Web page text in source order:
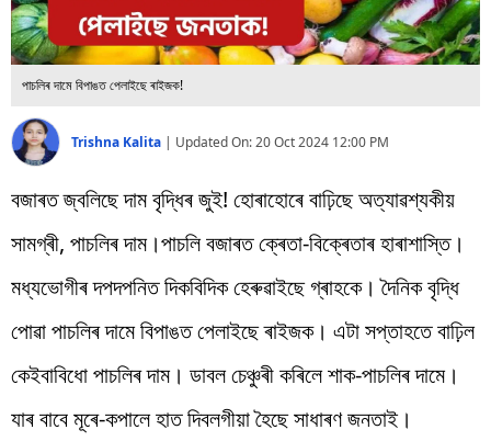
পাচলিৰ দামে বিপাঙত পেলাইছে ৰাইজক!
Trishna Kalita | Updated On:20 Oct 2024 12:00 PM
বজাৰত জ্বলিছে দাম বৃদ্ধিৰ জুই! হোৰাহোৰে বাঢ়িছে অত্যাৱশ্যকীয়
সামগ্ৰী, পাচলিৰ দাম।পাচলি বজাৰত ক্ৰেতা-বিক্ৰেতাৰ হাৰাশাস্তি।
মধ্যভোগীৰ দপদপনিত দিকবিদিক হেৰুৱাইছে গ্ৰাহকে। দৈনিক বৃদ্ধি
পোৱা পাচলিৰ দামে বিপাঙত পেলাইছে ৰাইজক। এটা সপ্তাহতে বাঢ়িল
কেইবাবিধো পাচলিৰ দাম। ডাবল চেঞ্চুৰী কৰিলে শাক-পাচলিৰ দামে।
যাৰ বাবে মূৰে-কপালে হাত দিবলগীয়া হৈছে সাধাৰণ জনতাই।